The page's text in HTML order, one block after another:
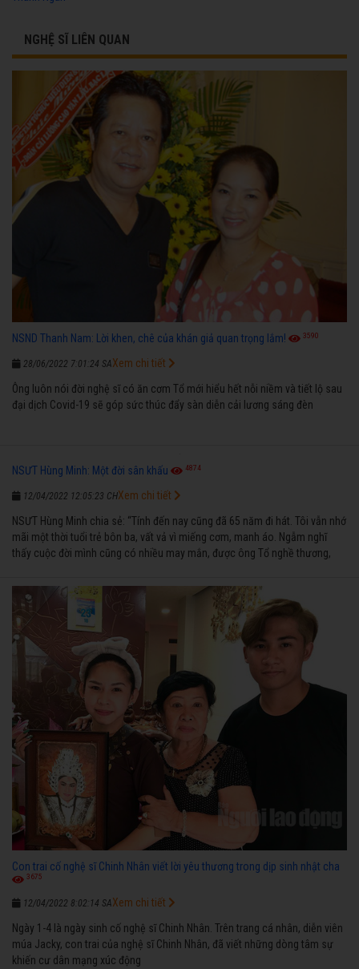
NGHỆ SĨ LIÊN QUAN
NSND Thanh Nam: Lời khen, chê của khán giả quan trọng lắm! 3590
28/06/2022 7:01:24 SA
Ông luôn nói đời nghệ sĩ có ăn cơm Tổ mới hiểu hết nỗi niềm và tiết lộ sau
đại dịch Covid-19 sẽ góp sức thúc đẩy sàn diễn cải lương sáng đèn
Xem chi tiết
NSƯT Hùng Minh: Một đời sân khấu 4874
12/04/2022 12:05:23 CH
NSƯT Hùng Minh chia sẻ: “Tính đến nay cũng đã 65 năm đi hát. Tôi vẫn nhớ
mãi một thời tuổi trẻ bôn ba, vất vả vì miếng cơm, manh áo. Ngẫm nghĩ
thấy cuộc đời mình cũng có nhiều may mắn, được ông Tổ nghề thương,
ngược nhận được những cơ may để từng bước thành danh với nghiệp ca
diễn”.
Xem chi tiết
Con trai cố nghệ sĩ Chinh Nhân viết lời yêu thương trong dịp sinh nhật cha
3675
12/04/2022 8:02:14 SA
Ngày 1-4 là ngày sinh cố nghệ sĩ Chinh Nhân. Trên trang cá nhân, diễn viên
múa Jacky, con trai của nghệ sĩ Chinh Nhân, đã viết những dòng tâm sự
khiến cư dân mạng xúc động
Xem chi tiết